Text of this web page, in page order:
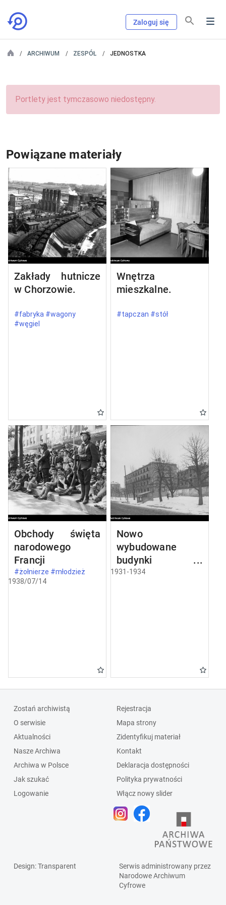
Zaloguj się
ARCHIWUM ZESPÓŁ JEDNOSTKA
Portlety jest tymczasowo niedostępny.
Powiązane materiały
Zakłady hutnicze
w Chorzowie.
#fabryka #wagony
#węgiel
Wnętrza
mieszkalne.
#tapczan #stół
Obchody święta
narodowego
Francji
#żołnierze #młodzież
1938/07/14
Nowo
wybudowane
budynki w
Częstochowie
1931-1934
Zostań archiwistą
O serwisie
Aktualności
Nasze Archiwa
Archiwa w Polsce
Jak szukać
Logowanie
Rejestracja
Mapa strony
Zidentyfikuj materiał
Kontakt
Deklaracja dostępności
Polityka prywatności
Włącz nowy slider
Design: Transparent
Serwis administrowany przez
Narodowe Archiwum
Cyfrowe